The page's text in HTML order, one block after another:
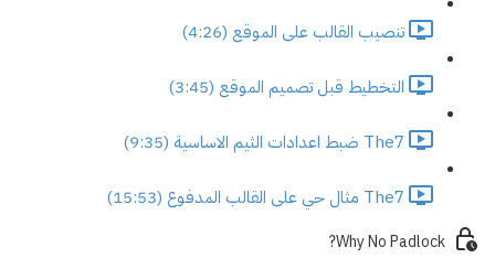
تنصيب القالب على الموقع (4:26)
التخطيط قبل تصميم الموقع (3:45)
The7 ضبط اعدادات الثيم الاساسية (9:35)
The7 مثال حي على القالب المدفوع (15:53)
Why No Padlock?